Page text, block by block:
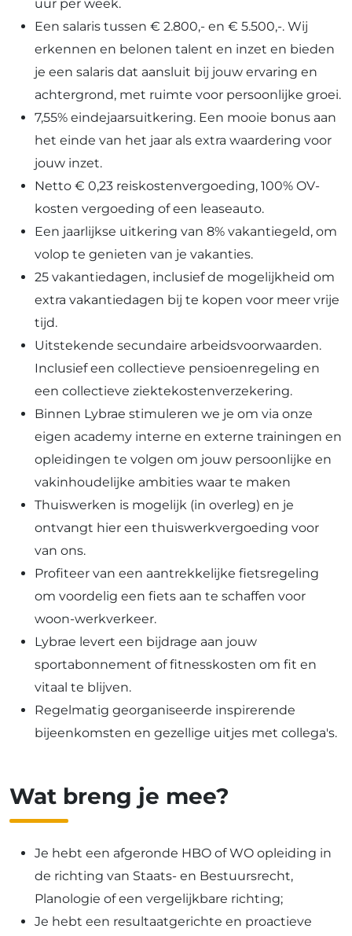
uur per week.
Een salaris tussen € 2.800,- en € 5.500,-. Wij
erkennen en belonen talent en inzet en bieden
je een salaris dat aansluit bij jouw ervaring en
achtergrond, met ruimte voor persoonlijke groei.
7,55% eindejaarsuitkering. Een mooie bonus aan
het einde van het jaar als extra waardering voor
jouw inzet.
Netto € 0,23 reiskostenvergoeding, 100% OV-
kosten vergoeding of een leaseauto.
Een jaarlijkse uitkering van 8% vakantiegeld, om
volop te genieten van je vakanties.
25 vakantiedagen, inclusief de mogelijkheid om
extra vakantiedagen bij te kopen voor meer vrije
tijd.
Uitstekende secundaire arbeidsvoorwaarden.
Inclusief een collectieve pensioenregeling en
een collectieve ziektekostenverzekering.
Binnen Lybrae stimuleren we je om via onze
eigen academy interne en externe trainingen en
opleidingen te volgen om jouw persoonlijke en
vakinhoudelijke ambities waar te maken
Thuiswerken is mogelijk (in overleg) en je
ontvangt hier een thuiswerkvergoeding voor
van ons.
Profiteer van een aantrekkelijke fietsregeling
om voordelig een fiets aan te schaffen voor
woon-werkverkeer.
Lybrae levert een bijdrage aan jouw
sportabonnement of fitnesskosten om fit en
vitaal te blijven.
Regelmatig georganiseerde inspirerende
bijeenkomsten en gezellige uitjes met collega's.
Wat breng je mee?
Je hebt een afgeronde HBO of WO opleiding in
de richting van Staats- en Bestuursrecht,
Planologie of een vergelijkbare richting;
Je hebt een resultaatgerichte en proactieve